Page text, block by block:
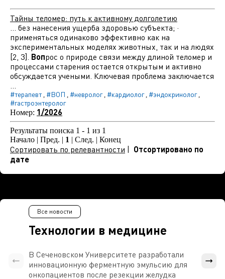
Тайны теломер: путь к активному долголетию
... без нанесения ущерба здоровью субъекта; ·
применяться одинаково эффективно как на
экспериментальных моделях животных, так и на людях
[2, 3]. Вопрос о природе связи между длиной теломер и
процессами старения остается открытым и активно
обсуждается учеными. Ключевая проблема заключается
...
#терапевт, #ВОП , #невролог, #кардиолог, #эндокринолог,
#гастроэнтеролог
Номер: 1/2026
Результаты поиска 1 - 1 из 1
Начало | Пред. | 1 | След. | Конец
Сортировать по релевантности
Отсортировано по
дате
Технологии в медицине
Все новости
В Сеченовском Университете разработали
инновационную ферментную эмульсию для
онкопациентов после резекции желудка